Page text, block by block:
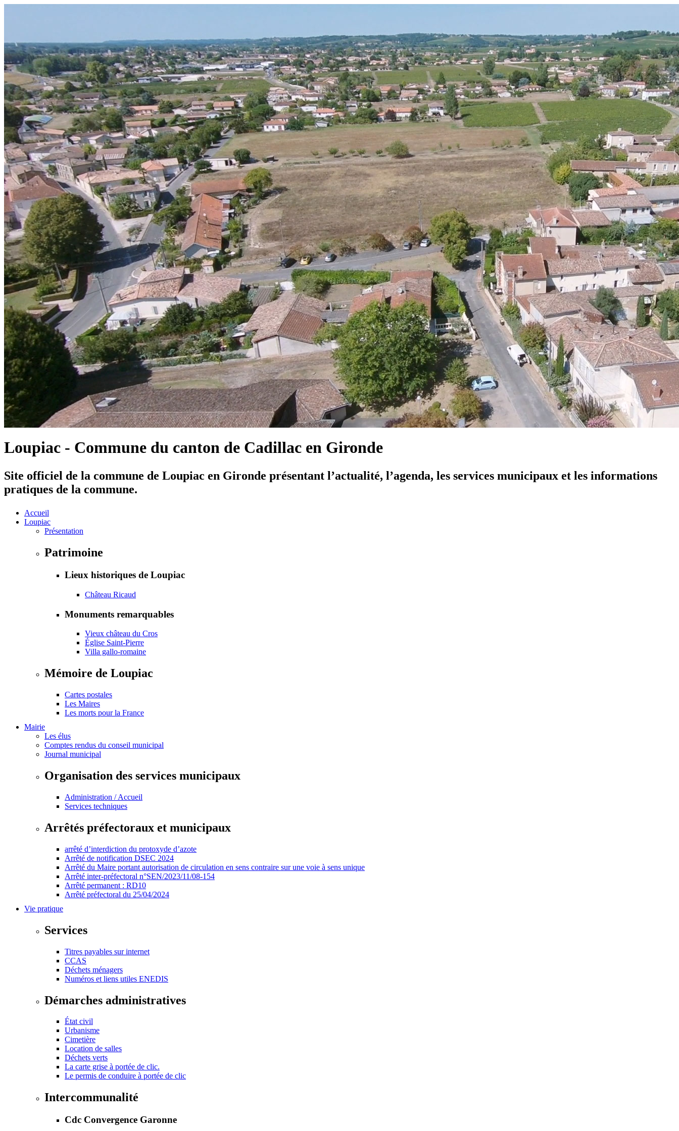
Loupiac - Commune du canton de Cadillac en Gironde
Site officiel de la commune de Loupiac en Gironde présentant l’actualité, l’agenda, les services municipaux et les informations
pratiques de la commune.
Accueil
Loupiac
Présentation
Patrimoine
Lieux historiques de Loupiac
Château Ricaud
Monuments remarquables
Vieux château du Cros
Église Saint-Pierre
Villa gallo-romaine
Mémoire de Loupiac
Cartes postales
Les Maires
Les morts pour la France
Mairie
Les élus
Comptes rendus du conseil municipal
Journal municipal
Organisation des services municipaux
Administration / Accueil
Services techniques
Arrêtés préfectoraux et municipaux
arrêté d’interdiction du protoxyde d’azote
Arrêté de notification DSEC 2024
Arrêté du Maire portant autorisation de circulation en sens contraire sur une voie à sens unique
Arrêté inter-préfectoral n°SEN/2023/11/08-154
Arrêté permanent : RD10
Arrêté préfectoral du 25/04/2024
Vie pratique
Services
Titres payables sur internet
CCAS
Déchets ménagers
Numéros et liens utiles ENEDIS
Démarches administratives
État civil
Urbanisme
Cimetière
Location de salles
Déchets verts
La carte grise à portée de clic.
Le permis de conduire à portée de clic
Intercommunalité
Cdc Convergence Garonne